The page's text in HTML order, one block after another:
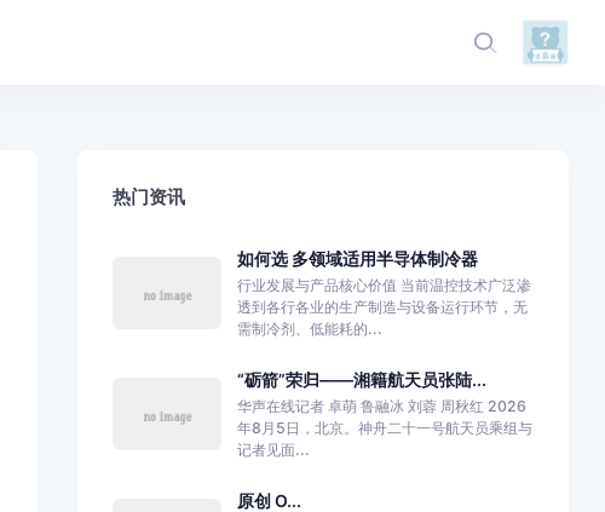
热门资讯
如何选 多领域适用半导体制冷器
行业发展与产品核心价值 当前温控技术广泛渗
透到各行各业的生产制造与设备运行环节，无
需制冷剂、低能耗的...
“砺箭”荣归——湘籍航天员张陆...
华声在线记者 卓萌 鲁融冰 刘蓉 周秋红 2026
年8月5日，北京。神舟二十一号航天员乘组与
记者见面...
原创 O...